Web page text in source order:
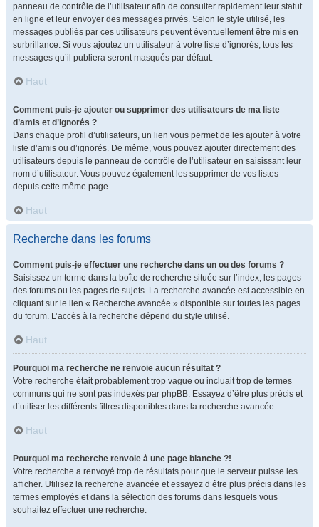
panneau de contrôle de l’utilisateur afin de consulter rapidement leur statut
en ligne et leur envoyer des messages privés. Selon le style utilisé, les
messages publiés par ces utilisateurs peuvent éventuellement être mis en
surbrillance. Si vous ajoutez un utilisateur à votre liste d’ignorés, tous les
messages qu’il publiera seront masqués par défaut.
Haut
Comment puis-je ajouter ou supprimer des utilisateurs de ma liste
d’amis et d’ignorés ?
Dans chaque profil d’utilisateurs, un lien vous permet de les ajouter à votre
liste d’amis ou d’ignorés. De même, vous pouvez ajouter directement des
utilisateurs depuis le panneau de contrôle de l’utilisateur en saisissant leur
nom d’utilisateur. Vous pouvez également les supprimer de vos listes
depuis cette même page.
Haut
Recherche dans les forums
Comment puis-je effectuer une recherche dans un ou des forums ?
Saisissez un terme dans la boîte de recherche située sur l’index, les pages
des forums ou les pages de sujets. La recherche avancée est accessible en
cliquant sur le lien « Recherche avancée » disponible sur toutes les pages
du forum. L’accès à la recherche dépend du style utilisé.
Haut
Pourquoi ma recherche ne renvoie aucun résultat ?
Votre recherche était probablement trop vague ou incluait trop de termes
communs qui ne sont pas indexés par phpBB. Essayez d’être plus précis et
d’utiliser les différents filtres disponibles dans la recherche avancée.
Haut
Pourquoi ma recherche renvoie à une page blanche ?!
Votre recherche a renvoyé trop de résultats pour que le serveur puisse les
afficher. Utilisez la recherche avancée et essayez d’être plus précis dans les
termes employés et dans la sélection des forums dans lesquels vous
souhaitez effectuer une recherche.